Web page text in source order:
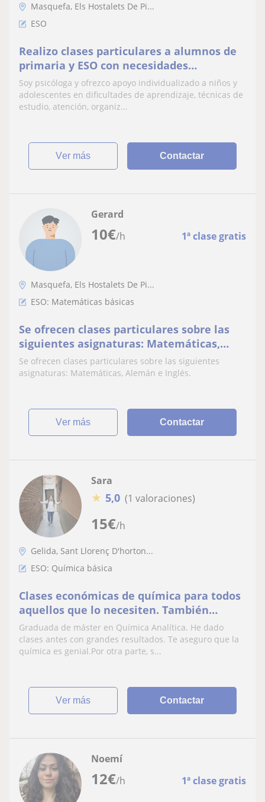
Masquefa, Els Hostalets De Pi...
ESO
Realizo clases particulares a alumnos de
primaria y ESO con necesidades
especiales o dificultades para el
aprendizaje y organización
Soy psicóloga y ofrezco apoyo individualizado a niños y
adolescentes en dificultades de aprendizaje, técnicas de
estudio, atención, organiz...
ver más Contactar
10€/h 1ª clase gratis
Gerard
Masquefa, Els Hostalets De Pi...
ESO: Matemáticas básicas
Se ofrecen clases particulares sobre las
siguientes asignaturas: Matemáticas,
Alemán e Inglés
Se ofrecen clases particulares sobre las siguientes
asignaturas: Matemáticas, Alemán e Inglés.
ver más Contactar
15€/h
Sara
★ 5,0 (1 valoraciones)
Gelida, Sant Llorenç D'horton...
ESO: Química básica
Clases económicas de química para todos
aquellos que lo necesiten. También
imparto clases de estudios primarios y
secundarios
Graduada de máster en Química Analítica. He dado
clases antes con grandes resultados. Te aseguro que la
química es genial.Por otra parte, s...
ver más Contactar
12€/h 1ª clase gratis
Noemí